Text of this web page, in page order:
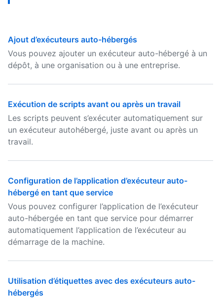
Ajout d’exécuteurs auto-hébergés
Vous pouvez ajouter un exécuteur auto-hébergé à un
dépôt, à une organisation ou à une entreprise.
Exécution de scripts avant ou après un travail
Les scripts peuvent s’exécuter automatiquement sur
un exécuteur autohébergé, juste avant ou après un
travail.
Configuration de l’application d’exécuteur auto-
hébergé en tant que service
Vous pouvez configurer l’application de l’exécuteur
auto-hébergée en tant que service pour démarrer
automatiquement l’application de l’exécuteur au
démarrage de la machine.
Utilisation d’étiquettes avec des exécuteurs auto-
hébergés